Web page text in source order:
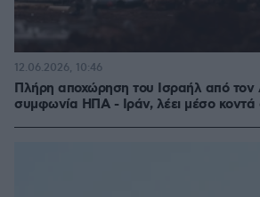
Πλήρη αποχώρηση του Ισραήλ από τον
συμφωνία ΗΠΑ - Ιράν, λέει μέσο
12.06.2026, 10:46